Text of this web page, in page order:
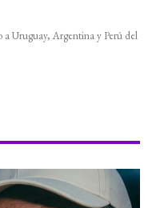
a Uruguay, Argentina y Perú del